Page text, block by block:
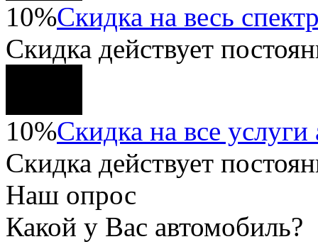
10%Скидка на весь
Скидка действует
10%Скидка на все
Скидка действует
Наш опрос
Какой у Вас автомобиль?